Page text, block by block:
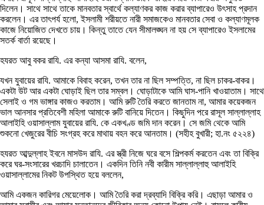
দিলেন। সাথে সাথে তাকে মানবতার স্বার্থে কল্যাণকর কাজ করার ব্যাপারেও উৎসাহ প্রদান
করলেন। এর তাৎপর্য হলো, ইসলামী শরীয়তে নারী সমাজকেও মানবতার সেবা ও কল্যাণমূলক
কাজে নিয়োজিত দেখতে চায়। কিন্তু তাতে যেন সীমালঙ্ঘন না হয় সে ব্যাপারেও ইসলামের
সতর্ক বার্তা রয়েছে।
হযরত আবু বকর রাযি. এর কন্যা আসমা রাযি. বলেন,
যখন যুবায়ের রাযি. আমাকে বিবাহ করেন, তখন তার না ছিল সম্পত্তি, না ছিল চাকর-বাকর।
একটা উট আর একটা ঘোড়াই ছিল তার সম্বল। ঘোড়াটাকে আমি ঘাস-পানি খাওয়াতাম। সাথে
সেলাই ও গম ভাঙ্গার কাজও করতাম। আমি রুটি তৈরি করতে জানতাম না, আমার কয়েকজন
ভাল আনসার প্রতিবেশী মহিলা আমাকে রুটি বানিয়ে দিতেন। কিছুদিন পরে রাসূল সাল্লাল্লাহ
আলাইহি ওয়াসাল্লাম যুবায়ের রাযি. কে একখণ্ড জমি দান করেন। সে জমি থেকে আমি
শুকনো খেজুরের বীচি সংগ্রহ করে মাথায় বহন করে আনতাম। (সহীহ বুখারী; হা.নং ৫২২৪)
হযরত আব্দুল্লাহ ইবনে মাসউদ রাযি. এর স্ত্রী নিজে ঘরে বসে শিল্পকর্ম করতেন এবং তা বিক্রি
করে ঘর-সংসারের খরচাদি চালাতেন। একদিন তিনি নবী কারীম সাল্লাল্লাহু আলাইহি
ওয়াসাল্লামের নিকট উপস্থিত হয়ে বললেন,
আমি একজন কারিগর মেয়েলোক। আমি তৈরি করা দ্রব্যাদি বিক্রি করি। এছাড়া আমার ও